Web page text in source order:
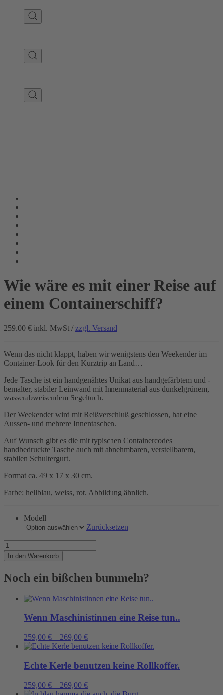
Wie wäre es mit einer Reise auf
einem Containerschiff?
259.00 € inkl. MwSt / zzgl. Versand
Wenn das nicht klappt, haben wir wenigstens den Weekender im
Container-Look für den Kurztrip an Land…
Jede Tasche ist ein handgenähtes Unikat aus handgefärbtem und -
bemalter, stabiler Leinwand mit Innenmaterial aus dunkelgrünem,
wasserabweisendem Segeltuch.
Der Weekender wird mit Reißverschluß geschlossen, hat eine
Aussen- und mehrere Innentaschen.
Auf Wunsch gibt es die mit typischen Containercodes
handbedruckte Tasche auch mit abnehmbaren, verstellbarem,
stabilen Schultergurt.
Format ca. 49 x 17 x 30 cm.
Farbe: hellblau, weiss, rot. Abbildung ähnlich.
Modell
Zurücksetzen
Wie
wäre
es
einer
Containerschiff?
Menge
In den Warenkorb
Noch ein bißchen bummeln?
Wenn Maschinistinnen eine Reise tun..
259,00 € – 269,00 €
Echte Kerle benutzen keine Rollkoffer.
259,00 € – 269,00 €